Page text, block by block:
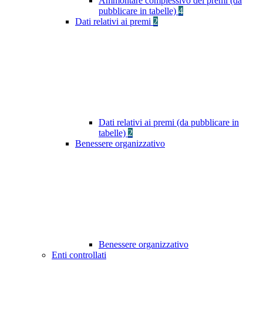
pubblicare in tabelle) 4
Dati relativi ai premi 2
Dati relativi ai premi (da pubblicare in
tabelle) 2
Benessere organizzativo
Benessere organizzativo
Enti controllati